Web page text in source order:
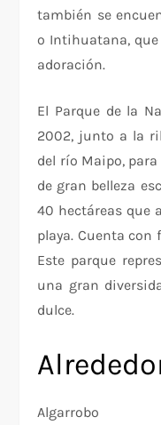
también se
o Intihuatana,
adoración.
El Parque de la
2002, junto a la
del río Maipo,
de gran belleza
40 hectáreas que
playa. Cuenta con
Este parque
una gran
dulce.
Algarrobo